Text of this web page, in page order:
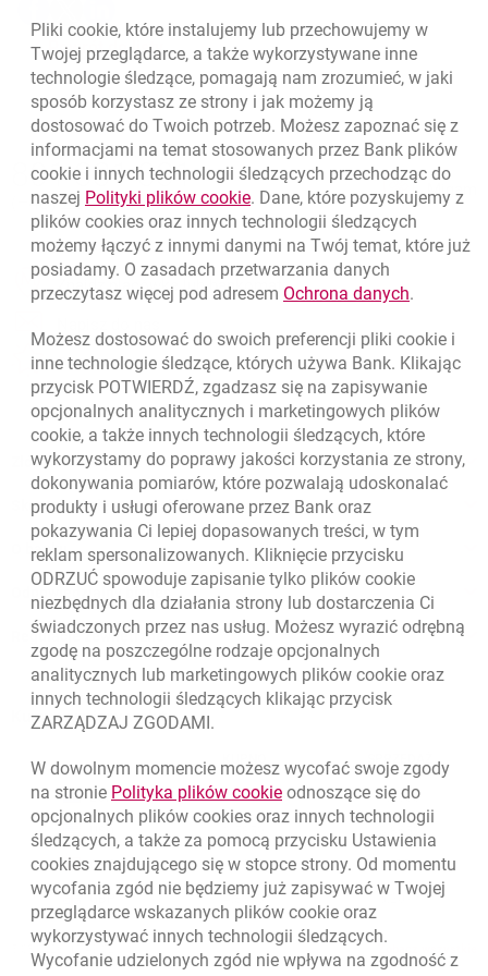
otwiera się w nowej karcie
otwiera się w nowej karcie
otwiera się w nowej karcie
Powrót do listy
Nawigacja dolna
Zadzwoń do nas
801 331 331
(+48) 22 598 40 40
Migam
Znajdź placówkę lub bankomat otwiera się w nowej karcie
Oceń nas otwiera się w nowej karcie
Złóż wniosek przez internet
Skontaktuj się ze Specjalistą
O banku
Kursy wymiany walut
Kursy wymiany walut. Data aktualizacji: 5.08.2026, 12:49:02
KUPNO SPRZEDAŻ
EUR 4.1406 4.4633
USD 3.8653
CHF 4.4317 4.777
GBP 4.8313 5.2077
5.08.2026, 12:49:02
Odpowiedzialny biznes
Regulacje zewnętrzne
Pliki cookie, które instalujemy lub przechowujemy w
Twojej przeglądarce, a także wykorzystywane inne
technologie śledzące, pomagają nam zrozumieć, w jaki
sposób korzystasz ze strony i jak możemy ją
dostosować do Twoich potrzeb. Możesz zapoznać się z
informacjami na temat stosowanych przez Bank plików
cookie i innych technologii śledzących przechodząc do
naszej Polityki plików cookielink otwiera się w nowym oknie
. Dane, które pozyskujemy z
plików cookies oraz innych technologii śledzących
możemy łączyć z innymi danymi na Twój temat, które już
posiadamy. O zasadach przetwarzania danych
przeczytasz więcej pod adresem Ochrona danychlink
.
Możesz dostosować do swoich preferencji pliki cookie i
inne technologie śledzące, których używa Bank. Klikając
przycisk POTWIERDŹ, zgadzasz się na zapisywanie
opcjonalnych analitycznych i marketingowych plików
cookie, a także innych technologii śledzących, które
wykorzystamy do poprawy jakości korzystania ze strony,
dokonywania pomiarów, które pozwalają udoskonalać
produkty i usługi oferowane przez Bank oraz
pokazywania Ci lepiej dopasowanych treści, w tym
reklam spersonalizowanych. Kliknięcie przycisku
ODRZUĆ spowoduje zapisanie tylko plików cookie
niezbędnych dla działania strony lub dostarczenia Ci
świadczonych przez nas usług. Możesz wyrazić odrębną
zgodę na poszczególne rodzaje opcjonalnych
analitycznych lub marketingowych plików cookie oraz
innych technologii śledzących klikając przycisk
ZARZĄDZAJ ZGODAMI.
W dowolnym momencie możesz wycofać swoje zgody
na stronie Polityka plików cookielink otwiera się w nowym
odnoszące się do
opcjonalnych plików cookies oraz innych technologii
śledzących, a także za pomocą przycisku Ustawienia
cookies znajdującego się w stopce strony. Od momentu
wycofania zgód nie będziemy już zapisywać w Twojej
przeglądarce wskazanych plików cookie oraz
wykorzystywać innych technologii śledzących.
Wycofanie udzielonych zgód nie wpływa na zgodność z